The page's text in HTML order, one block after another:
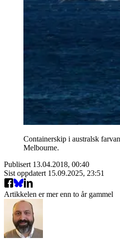
Containerskip i australsk
Melbourne.
Publisert 13.04.2018, 00:40
Sist oppdatert 15.09.2025, 23:51
Artikkelen er mer enn to år gammel